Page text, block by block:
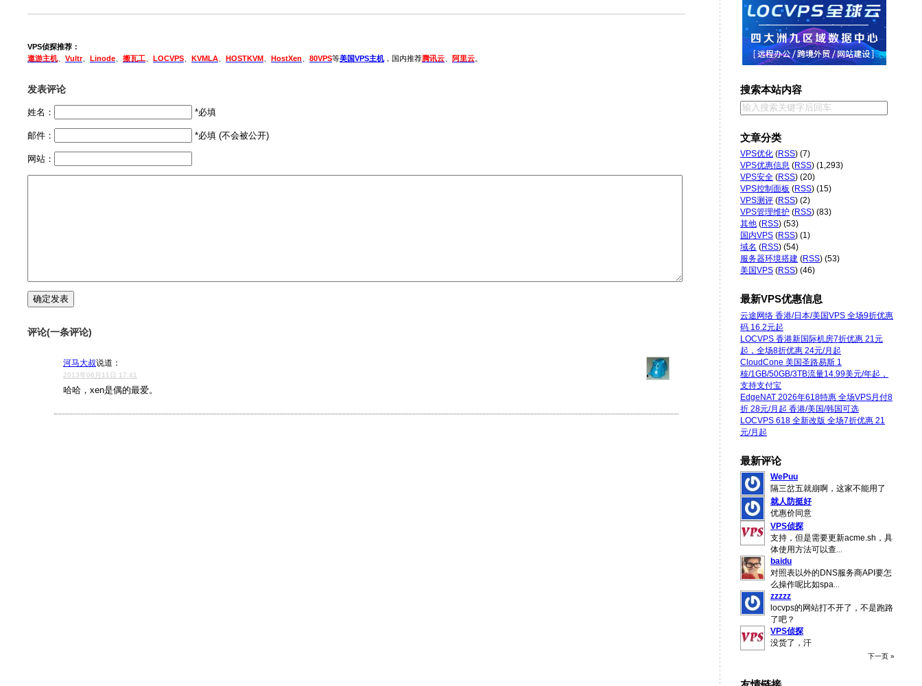
VPS侦探推荐：
遨游主机
Vultr、 Linode 搬瓦工 LOCVPS KVMLA HOSTKVM HostXen 80VPS等美国VPS主机 ，国内推荐腾讯云 阿里云。
发表评论
姓名： *必填
邮件： *必填 (不会被公开)
网站：
评论(一条评论)
河马大叔说道：
2013年06月11日 17:41
哈哈，xen是偶的最爱。
搜索本站内容
文章分类
VPS优化 (RSS) (7)
VPS优惠信息 (RSS) (1,293)
VPS安全 (RSS) (20)
VPS控制面板 (RSS) (15)
VPS测评 (RSS) (2)
VPS管理维护 (RSS) (83)
其他 (RSS) (53)
国内VPS (RSS) (1)
域名 (RSS) (54)
服务器环境搭建 (RSS) (53)
美国VPS (RSS) (46)
最新VPS优惠信息
云途网络 香港/日本/美国VPS 全场9折优惠
码 16.2元起
LOCVPS 香港新国际机房7折优惠 21元
起，全场8折优惠 24元/月起
CloudCone 美国圣路易斯 1
核/1GB/50GB/3TB流量14.99美元/年起，
支持支付宝
EdgeNAT 2026年618特惠 全场VPS月付8
折 28元/月起 香港/美国/韩国可选
LOCVPS 618 全新改版 全场7折优惠 21
元/月起
最新评论
WePuu
隔三岔五就崩啊，这家不能用了
就人防挺好
优惠价同意
VPS侦探
支持，但是需要更新acme.sh，具
体使用方法可以查
baidu
对照表以外的DNS服务商API要怎
么操作呢比如spa
zzzzz
locvps的网站打不开了，不是跑路
了吧？
VPS侦探
没货了，汗
下一页 »